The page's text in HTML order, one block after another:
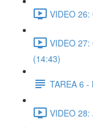
VIDEO
VIDEO
(14:43)
TAREA 6 -
VIDEO